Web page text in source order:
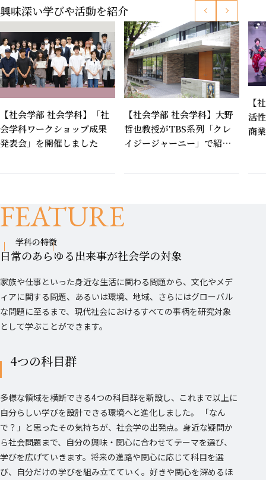
興味深い学びや活動を紹介
【社会学部 社会学科】「社
会学科ワークショップ成果
発表会」を開催しました
【社会学部 社会学科】大野
哲也教授がTBS系列「クレ
イジージャーニー」で紹介
【
活
商
FEATURE
学科の特徴
日常のあらゆる出来事が社会学の対象
家族や仕事といった身近な生活に関わる問題から、文化やメデ
ィアに関する問題、 あるいは環境、地域、さらにはグローバル
な問題に至るまで、 現代社会におけるすべての事柄を研究対象
として学ぶことができます。
4つの科目群
多様な領域を横断できる4つの科目群を新設し、これまで以上に
自分らしい学びを設計できる環境へと進化しました。 「なん
で？」と思ったその気持ちが、社会学の出発点。身近な疑問か
ら社会問題まで、自分の興味・関心に合わせてテーマを選び、
学びを広げていきます。将来の進路や関心に応じて科目を選
び、自分だけの学びを組み立てていく。好きや関心を深めるほ